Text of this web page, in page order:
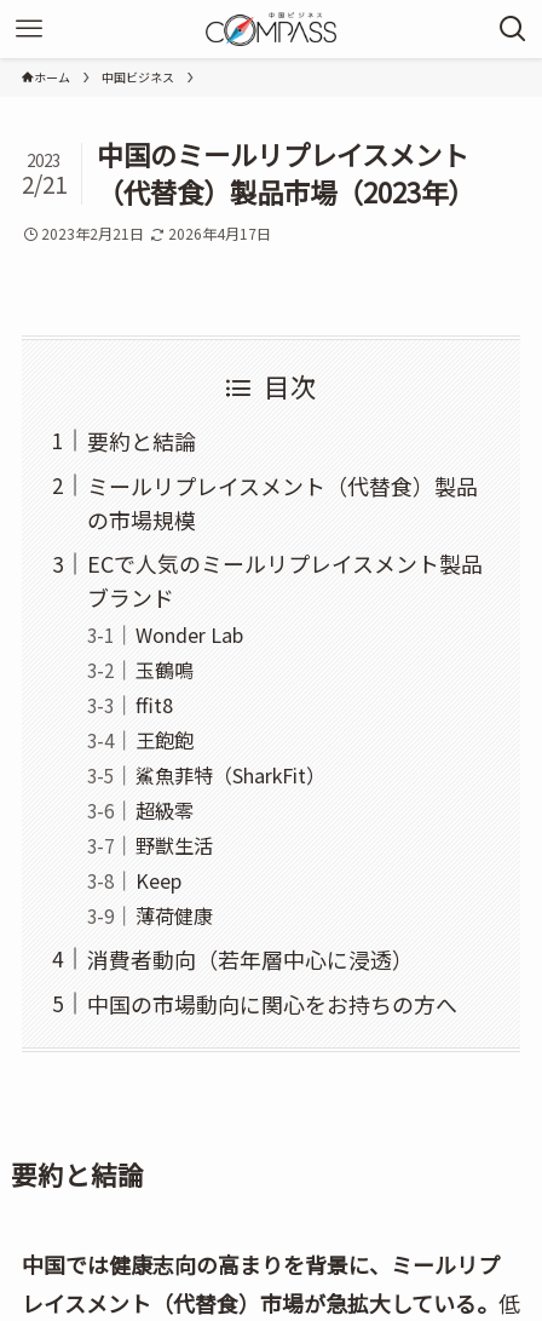
ホーム 中国ビジネス
中国のミールリプレイスメント
（代替食）製品市場（2023年）
2023
2/21
2023年2月21日 2026年4月17日
目次
要約と結論
ミールリプレイスメント（代替食）製品
の市場規模
ECで人気のミールリプレイスメント製品
ブランド
Wonder Lab
玉鶴鳴
ffit8
王飽飽
鯊魚菲特（SharkFit）
超級零
野獣生活
Keep
薄荷健康
消費者動向（若年層中心に浸透）
中国の市場動向に関心をお持ちの方へ
要約と結論
中国では健康志向の高まりを背景に、ミールリプ
レイスメント（代替食）市場が急拡大している。 低